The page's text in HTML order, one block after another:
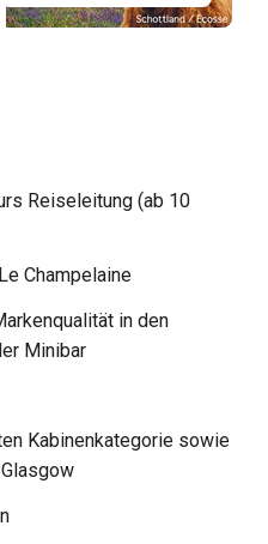
Reiseleitung (ab 10
Champelaine
in den
Minibar
Kabinenkategorie sowie